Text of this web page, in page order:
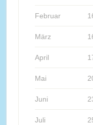
Februar
März
April
Mai
Juni
Juli